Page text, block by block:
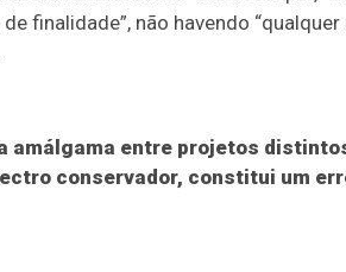
finalidade”, não havendo
amálgama entre projetos
conservador, constitui um